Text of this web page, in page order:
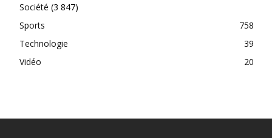
Société (3 847)
Sports
758
Technologie
39
Vidéo
20